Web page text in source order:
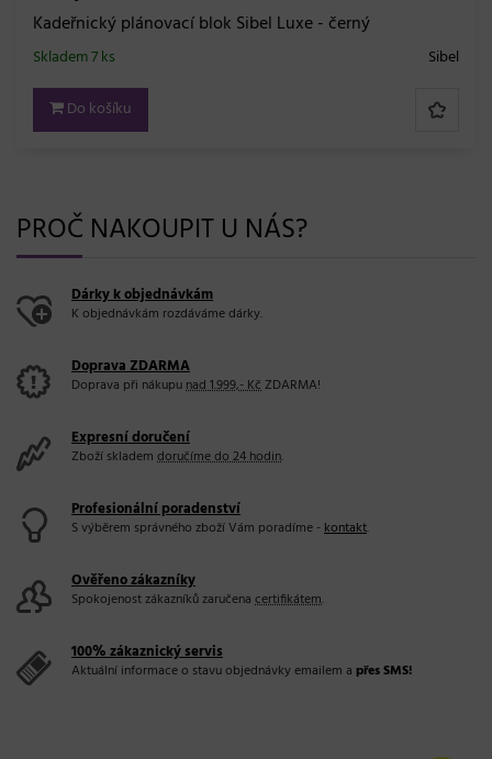
Kadeřnický plánovací blok Sibel Luxe - černý
Sibel
Skladem 7 ks
Do košíku
PROČ NAKOUPIT U NÁS?
Dárky k objednávkám
K objednávkám rozdáváme dárky.
Doprava ZDARMA
Doprava při nákupunad 1.999,- KčZDARMA!
Expresní doručení
Zboží skladem doručíme do 24 hodin.
Profesionální poradenství
S výběrem správného zboží Vám poradíme -kontakt.
Ověřeno zákazníky
Spokojenost zákazníků zaručena certifikátem.
100% zákaznický servis
Aktuální informace o stavu objednávky emailem a přes SMS!